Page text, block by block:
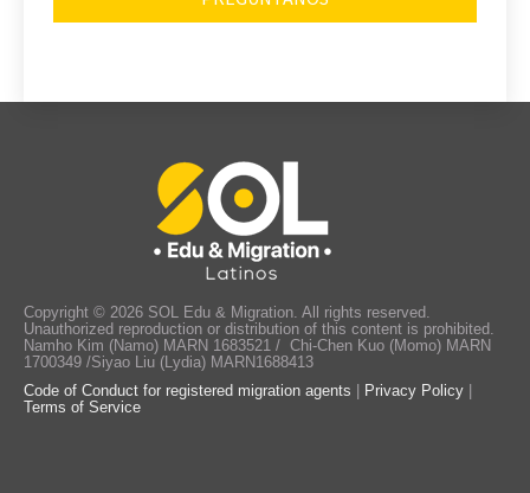
Copyright © 2026 SOL Edu & Migration. All rights reserved.
Unauthorized reproduction or distribution of this content is prohibited.
Namho Kim (Namo) MARN 1683521 / Chi-Chen Kuo (Momo) MARN
1700349 /Siyao Liu (Lydia) MARN1688413
Code of Conduct for registered migration agents
Privacy Policy
Terms of Service